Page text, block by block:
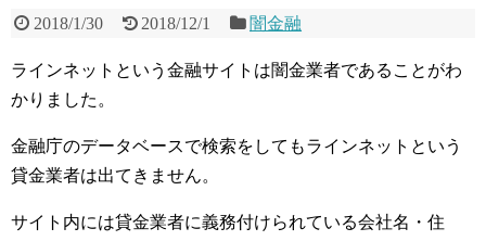
2018/1/30 2018/12/1 闇金融
ラインネットという金融サイトは闇金業者であることがわ
かりました。
金融庁のデータベースで検索をしてもラインネットという
貸金業者は出てきません。
サイト内には貸金業者に義務付けられている会社名・住